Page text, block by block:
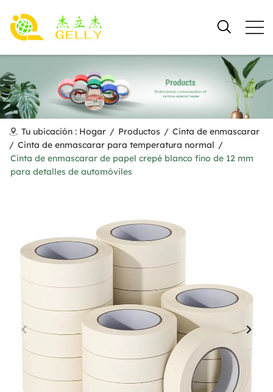
Tu ubicación : Hogar / Productos / Cinta de enmascarar
/ Cinta de enmascarar para temperatura normal /
Cinta de enmascarar de papel crepé blanco fino de 12 mm
para detalles de automóviles